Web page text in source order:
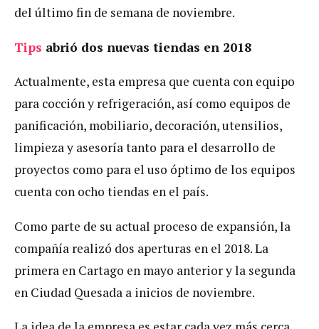
del último fin de semana de noviembre.
Tips abrió dos nuevas tiendas en 2018
Actualmente, esta empresa que cuenta con equipo
para cocción y refrigeración, así como equipos de
panificación, mobiliario, decoración, utensilios,
limpieza y asesoría tanto para el desarrollo de
proyectos como para el uso óptimo de los equipos
cuenta con ocho tiendas en el país.
Como parte de su actual proceso de expansión, la
compañía realizó dos aperturas en el 2018. La
primera en Cartago en mayo anterior y la segunda
en Ciudad Quesada a inicios de noviembre.